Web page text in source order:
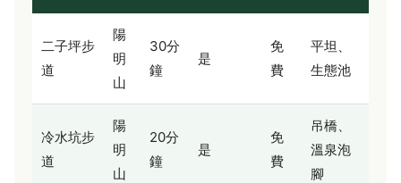
二子坪步
道
陽
明
山
30分
鐘
是
免
費
平坦、
生態池
冷水坑步
道
陽
明
山
20分
鐘
是
免
費
吊橋、
溫泉泡
腳